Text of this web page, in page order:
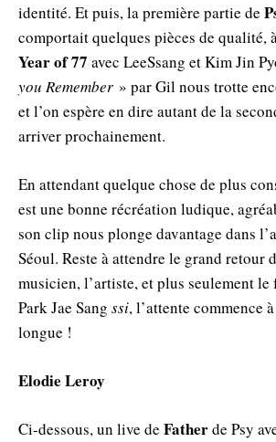
identité. Et puis, la première partie de
comportait quelques pièces de qualité,
Year of 77 avec LeeSsang et Kim Jin
you Remember » par Gil nous trotte
et l’on espère en dire autant de la
arriver prochainement.
En attendant quelque chose de plus
est une bonne récréation ludique,
son clip nous plonge davantage dans
Séoul. Reste à attendre le grand retour
musicien, l’artiste, et plus seulement le
Park Jae Sang ssi, l’attente commence
longue !
Elodie Leroy
Ci-dessous, un live de Fatherde Psy